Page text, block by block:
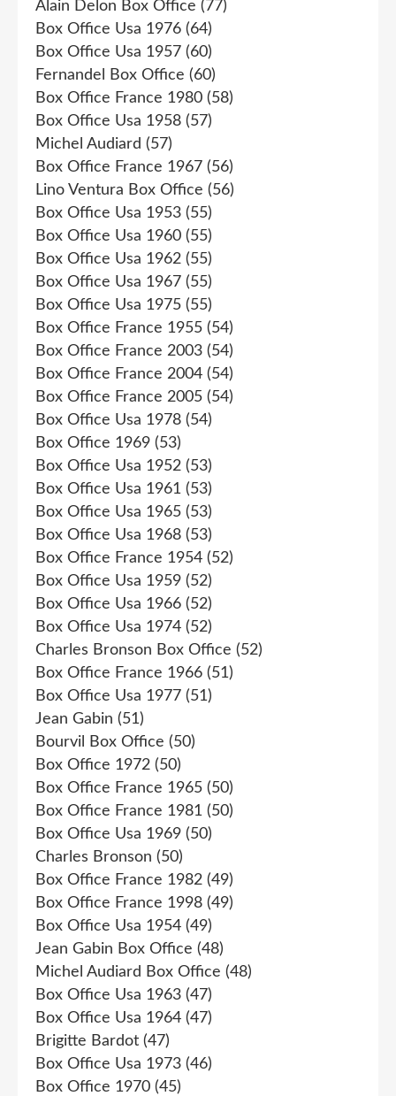
Alain Delon Box Office (77)
Box Office Usa 1976 (64)
Box Office Usa 1957 (60)
Fernandel Box Office (60)
Box Office France 1980 (58)
Box Office Usa 1958 (57)
Michel Audiard (57)
Box Office France 1967 (56)
Lino Ventura Box Office (56)
Box Office Usa 1953 (55)
Box Office Usa 1960 (55)
Box Office Usa 1962 (55)
Box Office Usa 1967 (55)
Box Office Usa 1975 (55)
Box Office France 1955 (54)
Box Office France 2003 (54)
Box Office France 2004 (54)
Box Office France 2005 (54)
Box Office Usa 1978 (54)
Box Office 1969 (53)
Box Office Usa 1952 (53)
Box Office Usa 1961 (53)
Box Office Usa 1965 (53)
Box Office Usa 1968 (53)
Box Office France 1954 (52)
Box Office Usa 1959 (52)
Box Office Usa 1966 (52)
Box Office Usa 1974 (52)
Charles Bronson Box Office (52)
Box Office France 1966 (51)
Box Office Usa 1977 (51)
Jean Gabin (51)
Bourvil Box Office (50)
Box Office 1972 (50)
Box Office France 1965 (50)
Box Office France 1981 (50)
Box Office Usa 1969 (50)
Charles Bronson (50)
Box Office France 1982 (49)
Box Office France 1998 (49)
Box Office Usa 1954 (49)
Jean Gabin Box Office (48)
Michel Audiard Box Office (48)
Box Office Usa 1963 (47)
Box Office Usa 1964 (47)
Brigitte Bardot (47)
Box Office Usa 1973 (46)
Box Office 1970 (45)